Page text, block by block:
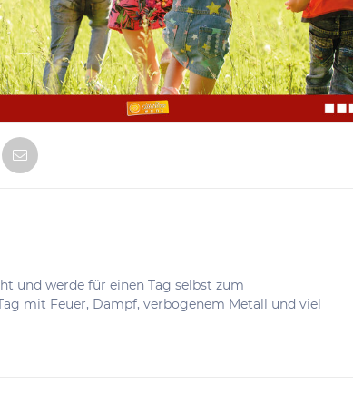
und werde für einen Tag selbst zum
mit Feuer, Dampf, verbogenem Metall und viel